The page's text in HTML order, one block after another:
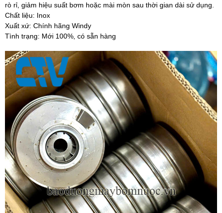
rò rỉ, giảm hiệu suất bơm hoặc mài mòn sau thời gian dài sử dụng.
Chất liệu: Inox
Xuất xứ: Chính hãng Windy
Tình trạng: Mới 100%, có sẵn hàng